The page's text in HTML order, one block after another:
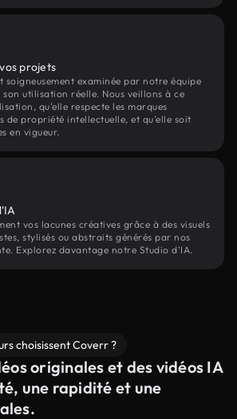
projets
soigneusement examinée par notre équipe
utilisation réelle. Nous veillons à ce
qu'elle respecte les marques
de propriété intellectuelle, et qu'elle soit
en vigueur.
vos lacunes créatives grâce à des visuels
stylisés ou abstraits générés par nos
Explorez davantage notre Studio d'IA.
choisissent Coverr ?
originales et des vidéos IA
une rapidité et une